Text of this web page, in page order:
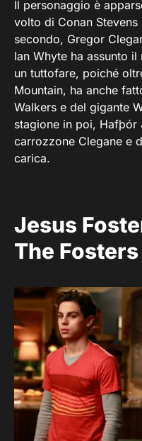
Il personaggio è
volto di Conan
secondo, Gregor
Ian Whyte ha assunto
un tuttofare, poiché
Mountain, ha anche
Walkers e del gigante
stagione in poi, Hafþór
carrozzone Clegane e
carica.
Jesus
The Fosters